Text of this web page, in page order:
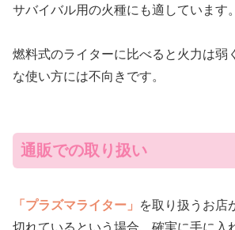
サバイバル用の火種にも適しています。
燃料式のライターに比べると火力は弱
な使い方には不向きです。
通販での取り扱い
「プラズマライター」
を取り扱うお店
切れているという場合、確実に手に入